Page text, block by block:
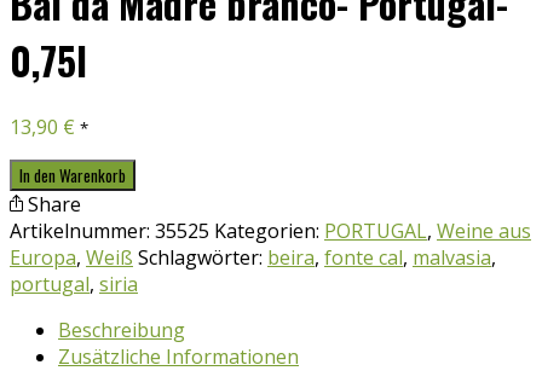
0,75l
13,90 € *
Bal
da
Madre
branco-
Portugal-
0,75l
Menge
In den Warenkorb
Share
Artikelnummer: 35525 Kategorien: PORTUGAL, Weine aus
Europa, Weiß Schlagwörter: beira, fonte cal, malvasia,
portugal, siria
Beschreibung
Zusätzliche Informationen